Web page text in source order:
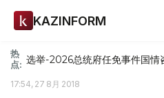
KAZINFORM
热
点: 选举-2026总统府任免事件国情
17:54, 27 8月 2018